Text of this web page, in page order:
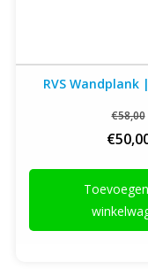
RVS Wandplank
€58,00